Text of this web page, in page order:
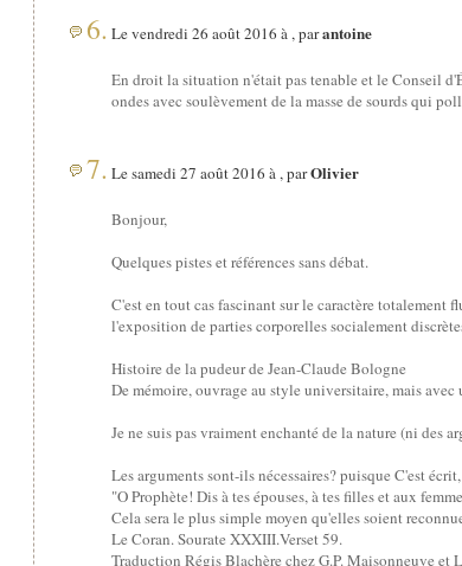
6. Le vendredi 26 août 2016 à , parantoine
En droit la situation n'était pas tenable et le Conseil
ondes avec soulèvement de la masse de sourds qui
7. Le samedi 27 août 2016 à , parOlivier
Bonjour,
Quelques pistes et références sans débat.
C'est en tout cas fascinant sur le caractère totalement
l'exposition de parties corporelles socialement
Histoire de la pudeur de Jean-Claude Bologne
De mémoire, ouvrage au style universitaire, mais
Je ne suis pas vraiment enchanté de la nature (ni des
Les arguments sont-ils nécessaires? puisque C'est
"O Prophète! Dis à tes épouses, à tes filles et aux
Cela sera le plus simple moyen qu'elles soient
Le Coran. Sourate XXXIII.Verset 59.
Traduction Régis Blachère chez G.P. Maisonneuve et